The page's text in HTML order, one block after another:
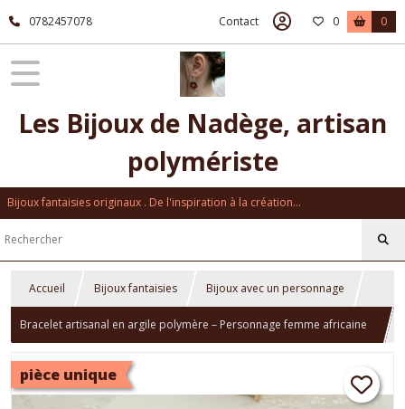
0782457078 Contact 0 0
Les Bijoux de Nadège, artisan
polymériste
Bijoux fantaisies originaux . De l'inspiration à la création...
Accueil Bijoux fantaisies Bijoux avec un personnage
Bracelet artisanal en argile polymère – Personnage femme africaine
inspiré du Nigéria – Bracelet fait main bohème ethnique coloré –
Bijou original créateur – Cadeau unique
pièce unique